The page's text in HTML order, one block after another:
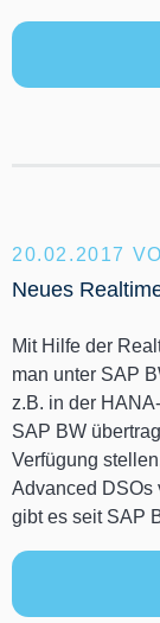
20.02.2017
Neues
Mit Hilfe der
man unter SAP
z.B. in der
SAP BW
Verfügung
Advanced DSOs
gibt es seit SAP